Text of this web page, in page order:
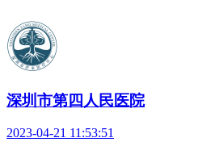
深圳市第四人民医院
2023-04-21 11:53:51